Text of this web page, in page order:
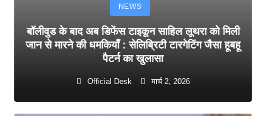
NEWS
बॉलीवुड के बाद अब डिफेंस टाइकून साहिल लूथरा को मिली
जान से मारने की धमकियाँ : सेलिब्रिटी टारगेटिंग जैसा हूबहू
पैटर्न का खुलासा
Official Desk मार्च 2, 2026